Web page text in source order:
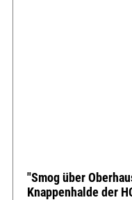
"Smog über
Knappenhalde der